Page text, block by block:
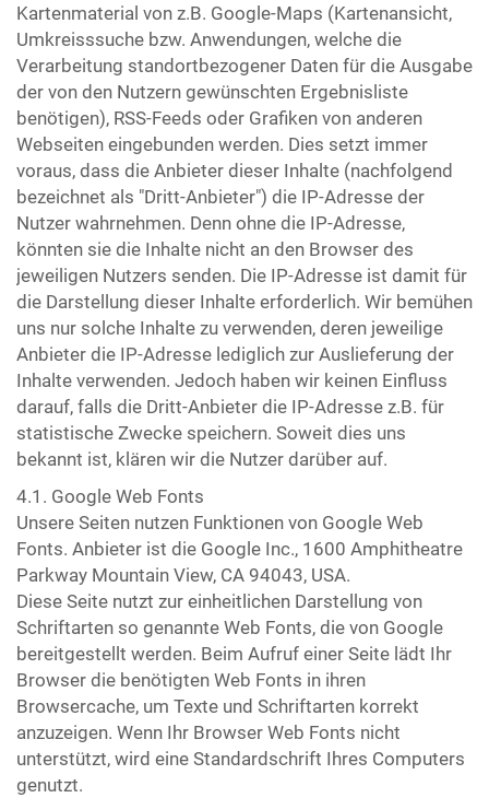
Kartenmaterial von z.B. Google-Maps (Kartenansicht,
Umkreisssuche bzw. Anwendungen, welche die
Verarbeitung standortbezogener Daten für die Ausgabe
der von den Nutzern gewünschten Ergebnisliste
benötigen), RSS-Feeds oder Grafiken von anderen
Webseiten eingebunden werden. Dies setzt immer
voraus, dass die Anbieter dieser Inhalte (nachfolgend
bezeichnet als "Dritt-Anbieter") die IP-Adresse der
Nutzer wahrnehmen. Denn ohne die IP-Adresse,
könnten sie die Inhalte nicht an den Browser des
jeweiligen Nutzers senden. Die IP-Adresse ist damit für
die Darstellung dieser Inhalte erforderlich. Wir bemühen
uns nur solche Inhalte zu verwenden, deren jeweilige
Anbieter die IP-Adresse lediglich zur Auslieferung der
Inhalte verwenden. Jedoch haben wir keinen Einfluss
darauf, falls die Dritt-Anbieter die IP-Adresse z.B. für
statistische Zwecke speichern. Soweit dies uns
bekannt ist, klären wir die Nutzer darüber auf.
4.1. Google Web Fonts
Unsere Seiten nutzen Funktionen von Google Web
Fonts. Anbieter ist die Google Inc., 1600 Amphitheatre
Parkway Mountain View, CA 94043, USA.
Diese Seite nutzt zur einheitlichen Darstellung von
Schriftarten so genannte Web Fonts, die von Google
bereitgestellt werden. Beim Aufruf einer Seite lädt Ihr
Browser die benötigten Web Fonts in ihren
Browsercache, um Texte und Schriftarten korrekt
anzuzeigen. Wenn Ihr Browser Web Fonts nicht
unterstützt, wird eine Standardschrift Ihres Computers
genutzt.